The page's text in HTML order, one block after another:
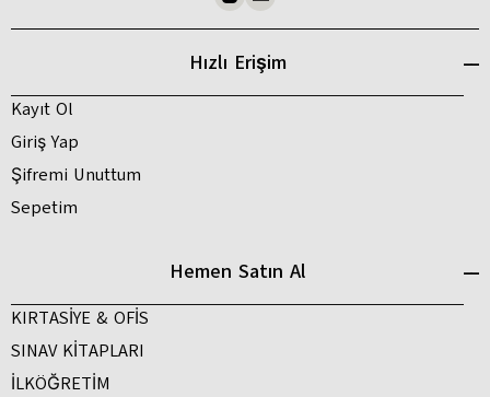
Hızlı Erişim
Kayıt Ol
Giriş Yap
Şifremi Unuttum
Sepetim
Hemen Satın Al
KIRTASİYE & OFİS
SINAV KİTAPLARI
İLKÖĞRETİM